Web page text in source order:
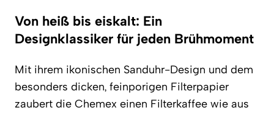
Von heiß bis eiskalt: Ein
Designklassiker für jeden Brühmoment
Mit ihrem ikonischen Sanduhr-Design und dem
besonders dicken, feinporigen Filterpapier
zaubert die Chemex einen Filterkaffee wie aus